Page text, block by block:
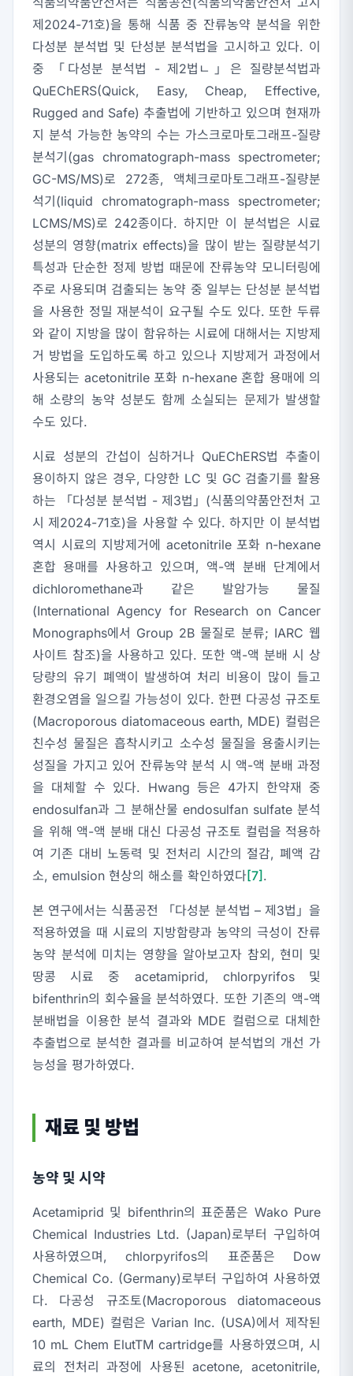
제2024-71호)을 통해 식품 중 잔류농약 분석을 위한
다성분 분석법 및 단성분 분석법을 고시하고 있다. 이
중 「다성분 분석법 - 제2법ㄴ」은 질량분석법과
QuEChERS(Quick, Easy, Cheap, Effective,
Rugged and Safe) 추출법에 기반하고 있으며 현재까
지 분석 가능한 농약의 수는 가스크로마토그래프-질량
분석기(gas chromatograph-mass spectrometer;
GC-MS/MS)로 272종, 액체크로마토그래프-질량분
석기(liquid chromatograph-mass spectrometer;
LCMS/MS)로 242종이다. 하지만 이 분석법은 시료
성분의 영향(matrix effects)을 많이 받는 질량분석기
특성과 단순한 정제 방법 때문에 잔류농약 모니터링에
주로 사용되며 검출되는 농약 중 일부는 단성분 분석법
을 사용한 정밀 재분석이 요구될 수도 있다. 또한 두류
와 같이 지방을 많이 함유하는 시료에 대해서는 지방제
거 방법을 도입하도록 하고 있으나 지방제거 과정에서
사용되는 acetonitrile 포화 n-hexane 혼합 용매에 의
해 소량의 농약 성분도 함께 소실되는 문제가 발생할
수도 있다.
시료 성분의 간섭이 심하거나 QuEChERS법 추출이
용이하지 않은 경우, 다양한 LC 및 GC 검출기를 활용
하는 「다성분 분석법 - 제3법」(식품의약품안전처 고
시 제2024-71호)을 사용할 수 있다. 하지만 이 분석법
역시 시료의 지방제거에 acetonitrile 포화 n-hexane
혼합 용매를 사용하고 있으며, 액-액 분배 단계에서
dichloromethane과 같은 발암가능 물질
(International Agency for Research on Cancer
Monographs에서 Group 2B 물질로 분류; IARC 웹
사이트 참조)을 사용하고 있다. 또한 액-액 분배 시 상
당량의 유기 폐액이 발생하여 처리 비용이 많이 들고
환경오염을 일으킬 가능성이 있다. 한편 다공성 규조토
(Macroporous diatomaceous earth, MDE) 컬럼은
친수성 물질은 흡착시키고 소수성 물질을 용출시키는
성질을 가지고 있어 잔류농약 분석 시 액-액 분배 과정
을 대체할 수 있다. Hwang 등은 4가지 한약재 중
endosulfan과 그 분해산물 endosulfan sulfate 분석
을 위해 액-액 분배 대신 다공성 규조토 컬럼을 적용하
여 기존 대비 노동력 및 전처리 시간의 절감, 폐액 감
소, emulsion 현상의 해소를 확인하였다[7] .
본 연구에서는 식품공전 「다성분 분석법 – 제3법」을
적용하였을 때 시료의 지방함량과 농약의 극성이 잔류
농약 분석에 미치는 영향을 알아보고자 참외, 현미 및
땅콩 시료 중 acetamiprid, chlorpyrifos 및
bifenthrin의 회수율을 분석하였다. 또한 기존의 액-액
분배법을 이용한 분석 결과와 MDE 컬럼으로 대체한
추출법으로 분석한 결과를 비교하여 분석법의 개선 가
능성을 평가하였다.
재료 및 방법
농약 및 시약
Acetamiprid 및 bifenthrin의 표준품은 Wako Pure
Chemical Industries Ltd. (Japan)로부터 구입하여
사용하였으며, chlorpyrifos의 표준품은 Dow
Chemical Co. (Germany)로부터 구입하여 사용하였
다. 다공성 규조토(Macroporous diatomaceous
earth, MDE) 컬럼은 Varian Inc. (USA)에서 제작된
10 mL Chem ElutTM cartridge를 사용하였으며, 시
료의 전처리 과정에 사용된 acetone, acetonitrile,